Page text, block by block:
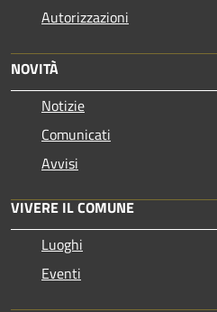
Autorizzazioni
NOVITÀ
Notizie
Comunicati
Avvisi
VIVERE IL COMUNE
Luoghi
Eventi